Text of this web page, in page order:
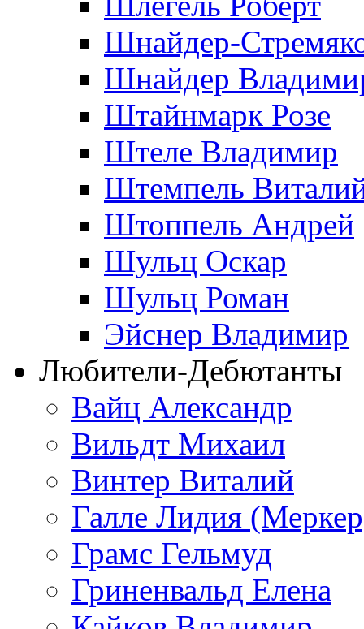
Шнайдер-
Шнайдер
Штайнмарк Розe
Штеле Владимир
Штемпель
Штоппель Андрей
Шульц Оскар
Шульц Роман
Эйснер Владимир
Любители-Дебютанты
Вайц Александр
Вильдт Михаил
Винтер Виталий
Галле Лидия
Грамс Гельмуд
Гриненвальд Елена